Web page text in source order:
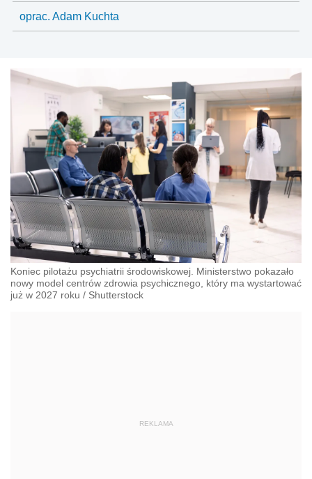
oprac. Adam Kuchta
Koniec pilotażu psychiatrii środowiskowej. Ministerstwo pokazało
nowy model centrów zdrowia psychicznego, który ma wystartować
już w 2027 roku / Shutterstock